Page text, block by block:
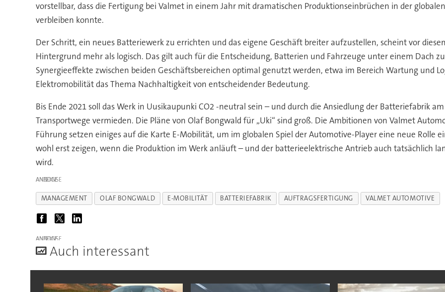
vorstellbar, dass die Fertigung bei Valmet in einem Jahr mit dramatischen Produktionseinbrüchen in der
verbleiben konnte.
Der Schritt, ein neues Batteriewerk zu errichten und das eigene Geschäft breiter aufzustellen, scheint vor
Hintergrund mehr als logisch. Das gilt auch für die Entscheidung, Batterien und Fahrzeuge unter einem Dach
Synergieeffekte zwischen beiden Geschäftsbereichen optimal genutzt werden, etwa im Bereich Wartung und
Elektromobilität das Thema Nachhaltigkeit von entscheidender Bedeutung.
Bis Ende 2021 soll das Werk in Uusikaupunki CO2 -neutral sein – und durch die Ansiedlung der Batteriefabrik
Transportwege vermieden. Die Pläne von Olaf Bongwald für „Uki“ sind groß. Die Ambitionen von Valmet
Führung setzen einiges auf die Karte E-Mobilität, um im globalen Spiel der Automotive-Player eine neue Rolle
wohl erst zeigen, wenn die Produktion im Werk anläuft – und der batterieelektrische Antrieb auch tatsächlich
wird.
ANZEIGE
MANAGEMENT OLAF BONGWALD E-MOBILITÄT BATTERIEFABRIK AUFTRAGSFERTIGUNG VALMET AUTOMOTIVE
ANZEIGE
Auch interessant